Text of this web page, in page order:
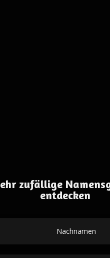
zufällige
entdecken
Nachnamen